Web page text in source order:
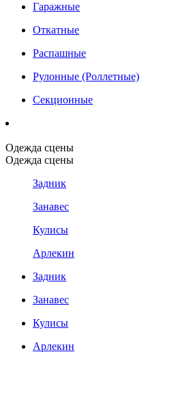
Гаражные
Откатные
Распашные
Рулонные (Роллетные)
Секционные
Одежда сцены
Одежда сцены
Задник
Занавес
Кулисы
Арлекин
Задник
Занавес
Кулисы
Арлекин